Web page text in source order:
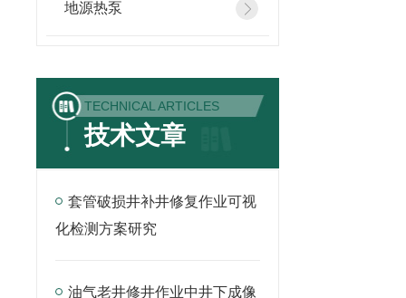
地源热泵
TECHNICAL ARTICLES
技术文章
套管破损井补井修复作业可视
化检测方案研究
油气老井修井作业中井下成像